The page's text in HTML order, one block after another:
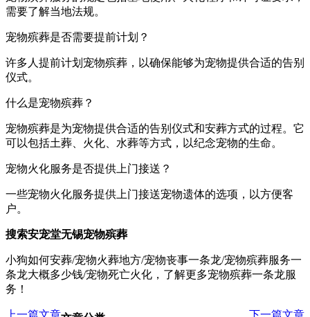
需要了解当地法规。
宠物殡葬是否需要提前计划？
许多人提前计划宠物殡葬，以确保能够为宠物提供合适的告别
仪式。
什么是宠物殡葬？
宠物殡葬是为宠物提供合适的告别仪式和安葬方式的过程。它
可以包括土葬、火化、水葬等方式，以纪念宠物的生命。
宠物火化服务是否提供上门接送？
一些宠物火化服务提供上门接送宠物遗体的选项，以方便客
户。
搜索安宠堂无锡宠物殡葬
小狗如何安葬/宠物火葬地方/宠物丧事一条龙/宠物殡葬服务一
条龙大概多少钱/宠物死亡火化，了解更多宠物殡葬一条龙服
务！
上一篇文章 下一篇文章